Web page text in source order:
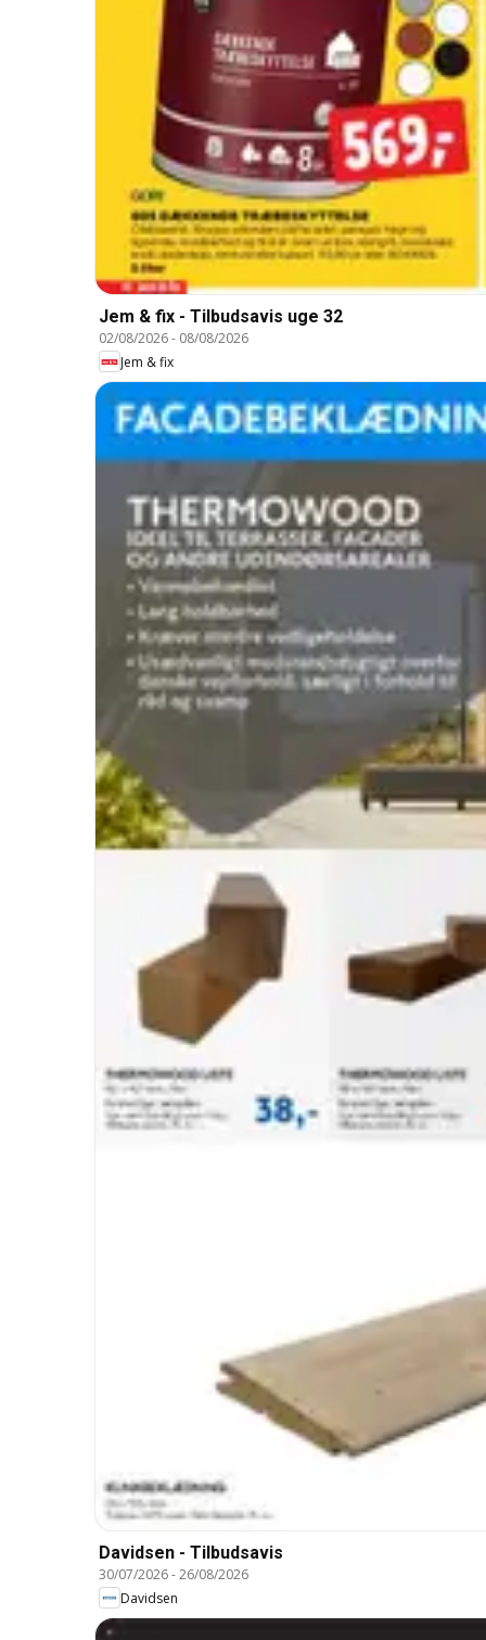
Jem & fix - Tilbudsavis uge 32
02/08/2026- 08/08/2026
Jem & fix
Davidsen - Tilbudsavis
30/07/2026-26/08/2026
Davidsen